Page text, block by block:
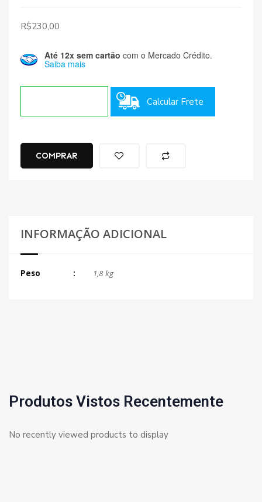
R$230,00
Até 12x sem cartão com o Mercado Crédito.
Saiba mais
Calcular Frete
COMPRAR
INFORMAÇÃO ADICIONAL
Peso 1,8 kg
Produtos Vistos Recentemente
No recently viewed products to display